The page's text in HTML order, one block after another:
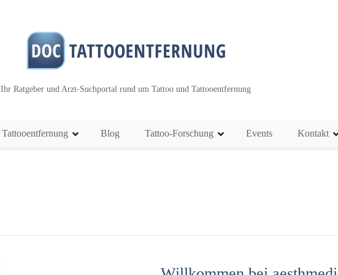
Ihr Ratgeber und Arzt-Suchportal rund um Tattoo und Tattooentfernung
Tattooentfernung Blog Tattoo-Forschung Events Kontakt